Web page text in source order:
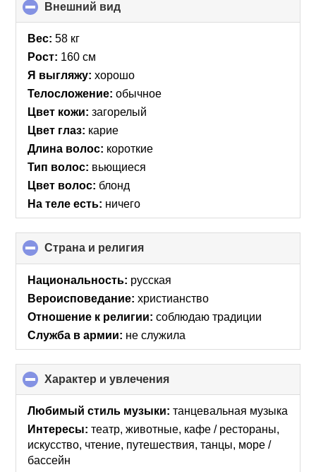
Внешний вид
to
Вес: 58 кг
Рост: 160 см
Я выгляжу: хорошо
Телосложение: обычное
Цвет кожи: загорелый
Цвет глаз: карие
Длина волос: короткие
Тип волос: вьющиеся
Цвет волос: блонд
На теле есть: ничего
Страна и религия
to
collapse
Национальность: русская
Вероисповедание: христианство
Отношение к религии: соблюдаю традиции
Служба в армии: не служила
Характер и увлечения
to
collapse
Любимый стиль музыки: танцевальная музыка
Интересы: театр, животные, кафе / рестораны,
искусcтво, чтение, путешествия, танцы, море /
бассейн